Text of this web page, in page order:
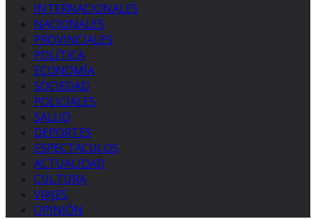
INTERNACIONALES
NACIONALES
PROVINCIALES
POLÍTICA
ECONOMÍA
SOCIEDAD
POLICIALES
SALUD
DEPORTES
ESPECTÁCULOS
ACTUALIDAD
CULTURA
VIAJES
OPINIÓN